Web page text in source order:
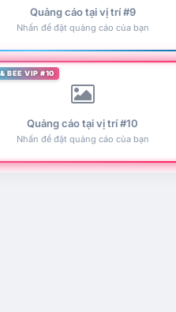
Quảng cáo tại vị trí #9
Nhấn để đặt quảng cáo của bạn
BEE VIP #10
Quảng cáo tại vị trí #10
Nhấn để đặt quảng cáo của bạn